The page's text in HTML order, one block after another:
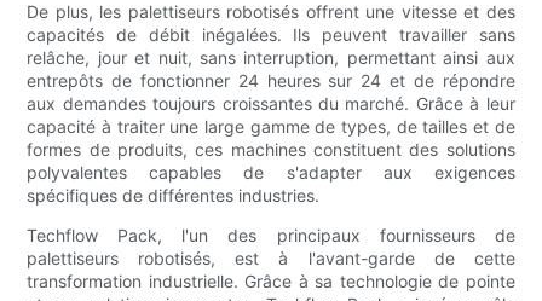
De plus, les palettiseurs robotisés offrent une vitesse et des
capacités de débit inégalées. Ils peuvent travailler sans
relâche, jour et nuit, sans interruption, permettant ainsi aux
entrepôts de fonctionner 24 heures sur 24 et de répondre
aux demandes toujours croissantes du marché. Grâce à leur
capacité à traiter une large gamme de types, de tailles et de
formes de produits, ces machines constituent des solutions
polyvalentes capables de s'adapter aux exigences
spécifiques de différentes industries.
Techflow Pack, l'un des principaux fournisseurs de
palettiseurs robotisés, est à l'avant-garde de cette
transformation industrielle. Grâce à sa technologie de pointe